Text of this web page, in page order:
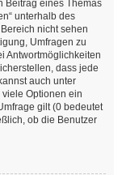
Beitrag eines Themas
unterhalb des
nicht sehen
Umfragen zu
Antwortmöglichkeiten
dass jede
auch unter
viele Optionen ein
gilt (0 bedeutet
ob die Benutzer